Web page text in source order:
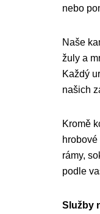
nebo
Naše
žuly a
Každý
našich
Kromě
rámy,
podle
Služby